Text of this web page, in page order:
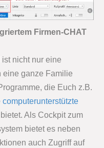
Firmen-CHAT
nicht nur eine
eine ganze Familie
die Euch z.B.
computerunterstützte
bietet. Als Cockpit zum
bietet es neben
auch Zugriff auf